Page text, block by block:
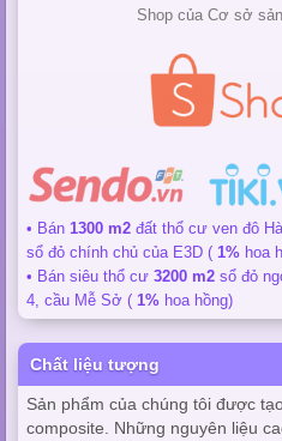
Shop của Cơ sở
• Bán 1300 m2 đất thổ cư ven đô
sổ đỏ chính chủ của E3D ( 1% hoa
• Bán siêu thổ cư 3200 m2 sổ đỏ
4, cầu Mễ Sở ( 1% hoa hồng)
Chất liệu tượng
Sản phẩm của chúng tôi được
composite. Những nguyên liệu